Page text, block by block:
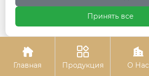
Продукция
Новости
О Нас
Контакты

Главная

Продукция

О Нас
Принять все